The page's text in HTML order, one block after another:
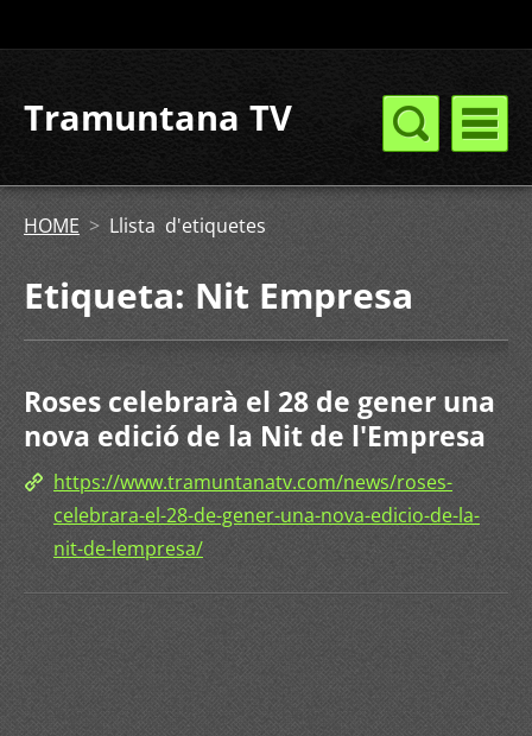
Tramuntana TV
HOME > Llista d'etiquetes
Etiqueta: Nit Empresa
Roses celebrarà el 28 de gener una
nova edició de la Nit de l'Empresa
https://www.tramuntanatv.com/news/roses-
celebrara-el-28-de-gener-una-nova-edicio-de-la-
nit-de-lempresa/